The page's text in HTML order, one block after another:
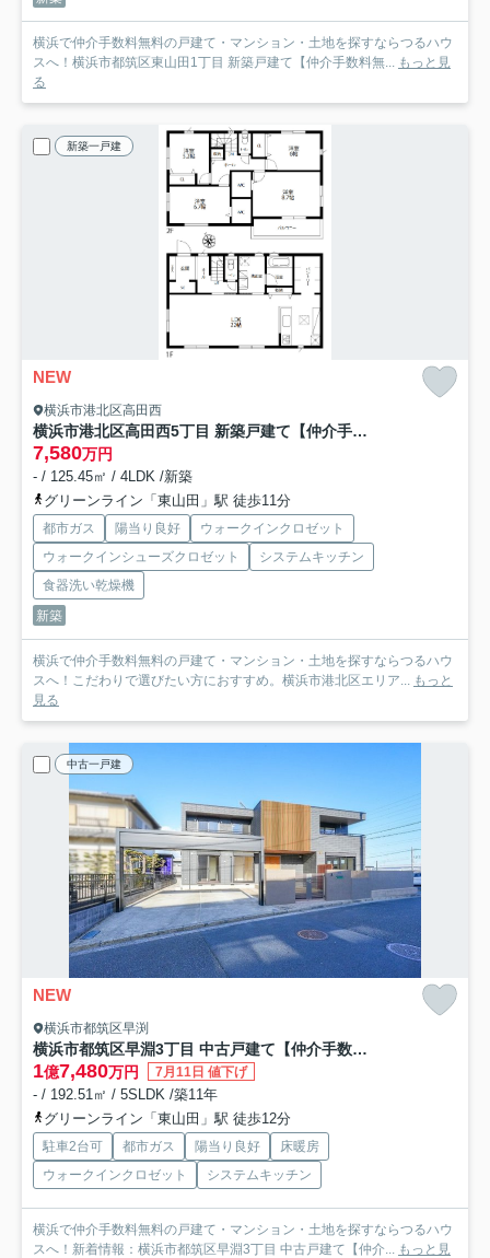
横浜で仲介手数料無料の戸建て・マンション・土地を探すならつるハウ
スへ！横浜市都筑区東山田1丁目 新築戸建て【仲介手数料無... もっと見
る
新築一戸建
NEW
横浜市港北区高田西
横浜市港北区高田西5丁目 新築戸建て【仲介手数料無料】
7,580万円
- / 125.45㎡ / 4LDK /新築
グリーンライン「東山田」駅 徒歩11分
都市ガス 陽当り良好
ウォークインクロゼット
ウォークインシューズクロゼット
システムキッチン
食器洗い乾燥機
新築
横浜で仲介手数料無料の戸建て・マンション・土地を探すならつるハウ
スへ！こだわりで選びたい方におすすめ。横浜市港北区エリア... もっと
見る
中古一戸建
NEW
横浜市都筑区早渕
横浜市都筑区早淵3丁目 中古戸建て【仲介手数料無料】カースペース2台/ヘーベルハウス
1億7,480万円 7月11日 値下げ
- / 192.51㎡ / 5SLDK /築11年
グリーンライン「東山田」駅 徒歩12分
駐車2台可 都市ガス 陽当り良好
床暖房
ウォークインクロゼット
システムキッチン
横浜で仲介手数料無料の戸建て・マンション・土地を探すならつるハウ
スへ！新着情報：横浜市都筑区早淵3丁目 中古戸建て【仲介... もっと見